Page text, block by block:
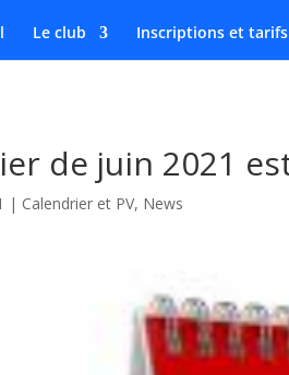
Le club Inscriptions et tarifs
de juin 2021
| Calendrier et PV, News